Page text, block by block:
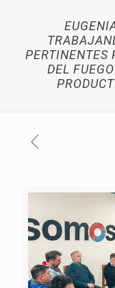
PERTINENTES
DEL